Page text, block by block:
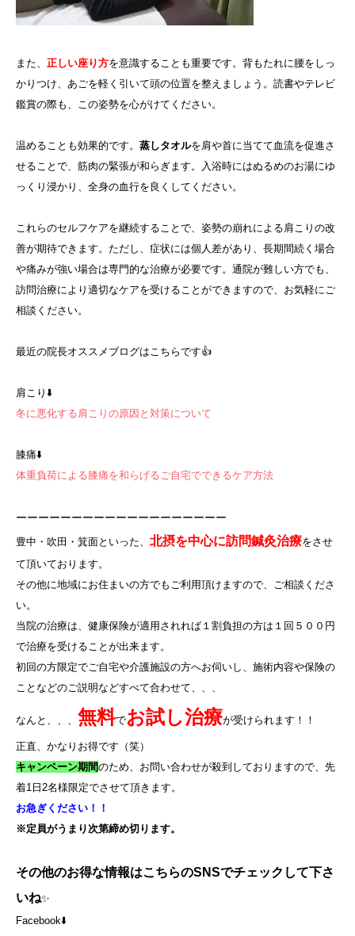
また、 正しい座り方を意識することも重要です。背もたれに腰をしっ
かりつけ、あごを軽く引いて頭の位置を整えましょう。読書やテレビ
鑑賞の際も、この姿勢を心がけてください。
温めることも効果的です。 蒸しタオルを肩や首に当てて血流を促進さ
せることで、筋肉の緊張が和らぎます。入浴時にはぬるめのお湯にゆ
っくり浸かり、全身の血行を良くしてください。
これらのセルフケアを継続することで、姿勢の崩れによる肩こりの改
善が期待できます。ただし、症状には個人差があり、長期間続く場合
や痛みが強い場合は専門的な治療が必要です。通院が難しい方でも、
訪問治療により適切なケアを受けることができますので、お気軽にご
相談ください。
最近の院長オススメブログはこちらです👍
肩こり⬇️
冬に悪化する肩こりの原因と対策について
膝痛⬇️
体重負荷による膝痛を和らげるご自宅でできるケア方法
ーーーーーーーーーーーーーーーーーーー
豊中・吹田・箕面といった、 北摂を中心に訪問鍼灸治療をさせ
て頂いております。
その他に地域にお住まいの方でもご利用頂けますので、ご相談くださ
い。
当院の治療は、健康保険が適用されれば１割負担の方は１回５００円
で治療を受けることが出来ます。
初回の方限定でご自宅や介護施設の方へお伺いし、施術内容や保険の
ことなどのご説明などすべて合わせて、、、
なんと、、、 無料でお試し治療が受けられます！！
正直、かなりお得です（笑）
キャンペーン期間のため、お問い合わせが殺到しておりますので、先
着1 日 2名様限定でさせて頂きます。
お急ぎください！！
※定員がうまり次第締め切ります。
その他のお得な情報はこちらのSNSでチェックして下さ
いね✨
Facebook⬇️